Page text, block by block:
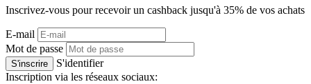
Inscrivez-vous pour recevoir un cashback jusqu'à 35% de vos achats
E-mail
Mot de passe
S'inscrire
S'identifier
Inscription via les réseaux sociaux: